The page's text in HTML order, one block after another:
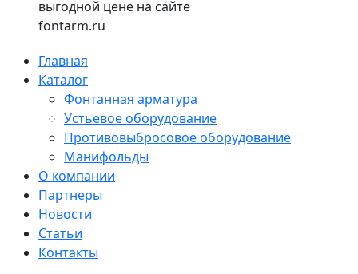
Главная
Каталог
Фонтанная арматура
Устьевое оборудование
Противовыбросовое оборудование
Манифольды
О компании
Партнеры
Новости
Статьи
Контакты